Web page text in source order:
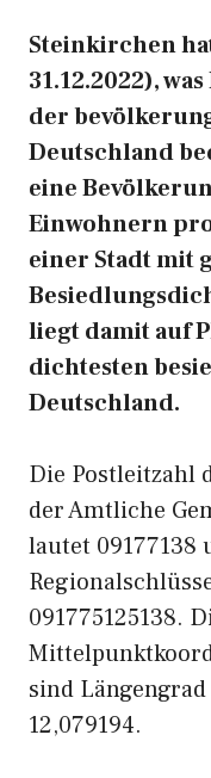
Steinkirchen
31.12.2022),
der
Deutschland
eine
Einwohnern
einer Stadt mit
liegt damit auf
dichtesten
Deutschland.
Die Postleitzahl
der Amtliche
lautet 09177138
091775125138.
sind
12,079194.